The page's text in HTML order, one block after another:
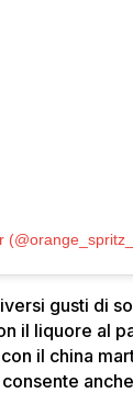
gusti di
il liquore al
il china